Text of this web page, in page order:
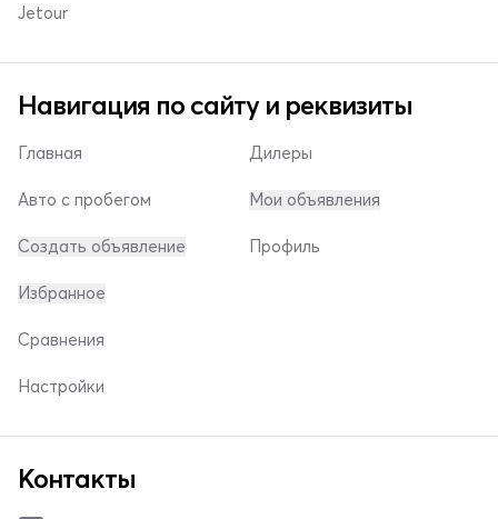
Jetour
Навигация по сайту и реквизиты
Главная
Авто с пробегом
Создать объявление
Дилеры
Мои объявления
Профиль
Избранное
Сравнения
Настройки
Контакты